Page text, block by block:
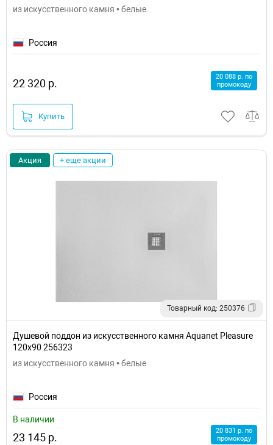
из искусственного камня • белые
Россия
22 320 р.
20 088 р. по
промокоду
Купить
Акция + еще акции
Товарный код: 250376
Душевой поддон из искусственного камня Aquanet Pleasure
120x90 256323
из искусственного камня • белые
Россия
В наличии
23 145 р.
20 831 р. по
промокоду